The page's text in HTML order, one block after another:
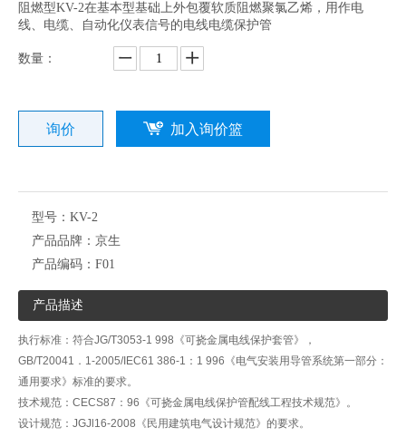
阻燃型KV-2在基本型基础上外包覆软质阻燃聚氯乙烯，用作电
线、电缆、自动化仪表信号的电线电缆保护管
数量：
询价 加入询价篮
型号： KV-2
产品品牌： 京生
产品编码： F01
产品描述
执行标准：符合JG/T3053-1 998《可挠金属电线保护套管》，
GB/T20041．1-2005/IEC61 386-1：1 996《电气安装用导管系统第一部分：
通用要求》标准的要求。
技术规范：CECS87：96《可挠金属电线保护管配线工程技术规范》。
设计规范：JGJl16-2008《民用建筑电气设计规范》的要求。